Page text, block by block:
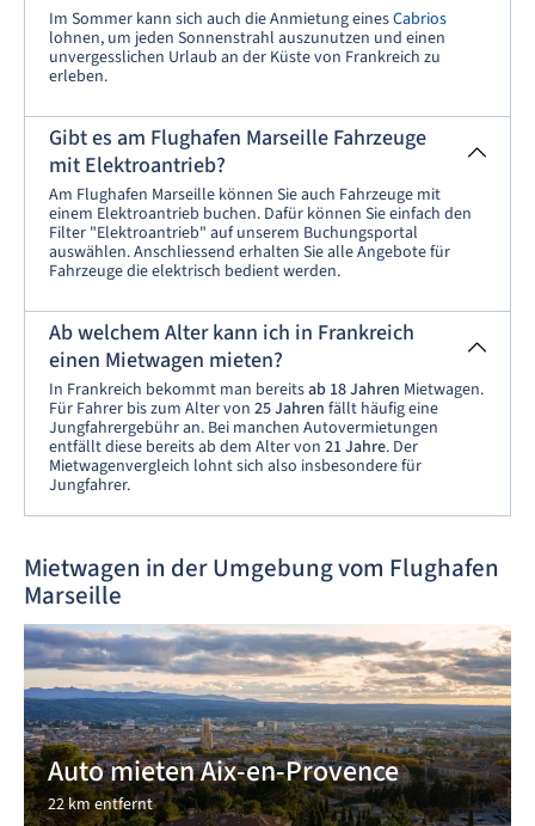
Im Sommer kann sich auch die Anmietung einesCabrios
lohnen, um jeden Sonnenstrahl auszunutzen und einen
unvergesslichen Urlaub an der Küste von Frankreich zu
erleben.
Gibt es am Flughafen Marseille Fahrzeuge
mit Elektroantrieb?
Am Flughafen Marseille können Sie auch Fahrzeuge mit
einem Elektroantrieb buchen. Dafür können Sie einfach den
Filter "Elektroantrieb" auf unserem Buchungsportal
auswählen. Anschliessend erhalten Sie alle Angebote für
Fahrzeuge die elektrisch bedient werden.
Ab welchem Alter kann ich in Frankreich
einen Mietwagen mieten?
In Frankreich bekommt man bereitsab 18 Jahren Mietwagen.
Für Fahrer bis zum Alter von 25 Jahren fällt häufig eine
Jungfahrergebühr an. Bei manchen Autovermietungen
entfällt diese bereits ab dem Alter von 21 Jahre. Der
Mietwagenvergleich lohnt sich also insbesondere für
Jungfahrer.
Mietwagen in der Umgebung vom Flughafen
Marseille
Auto mieten Aix-en-Provence
22 km entfernt